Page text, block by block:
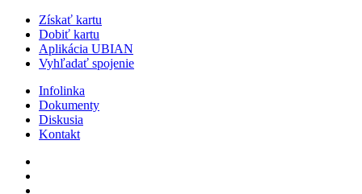
Získať kartu
Dobiť kartu
Aplikácia UBIAN
Vyhľadať spojenie
Infolinka
Dokumenty
Diskusia
Kontakt